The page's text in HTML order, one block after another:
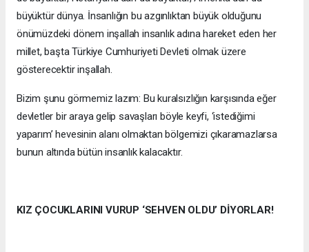
büyüktür dünya. İnsanlığın bu azgınlıktan büyük olduğunu
önümüzdeki dönem inşallah insanlık adına hareket eden her
millet, başta Türkiye Cumhuriyeti Devleti olmak üzere
gösterecektir inşallah.
Bizim şunu görmemiz lazım: Bu kuralsızlığın karşısında eğer
devletler bir araya gelip savaşları böyle keyfi, ‘istediğimi
yaparım’ hevesinin alanı olmaktan bölgemizi çıkaramazlarsa
bunun altında bütün insanlık kalacaktır.
KIZ ÇOCUKLARINI VURUP ‘SEHVEN OLDU’ DİYORLAR!